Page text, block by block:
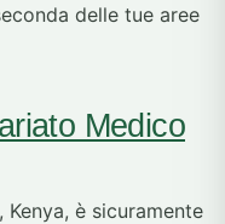
delle tue aree
Medico
è sicuramente